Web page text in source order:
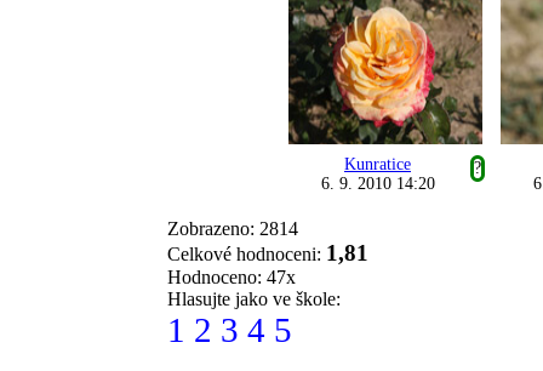
Kunratice
?
6. 9. 2010 14:20
Zobrazeno: 2814
Celkové hodnoceni: 1,81
Hodnoceno: 47x
Hlasujte jako ve škole:
1 2 3 4 5